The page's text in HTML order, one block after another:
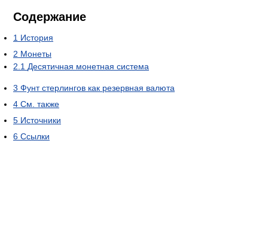
Содержание
1 История
2 Монеты
2.1 Десятичная монетная система
3 Фунт стерлингов как резервная валюта
4 См. также
5 Источники
6 Ссылки